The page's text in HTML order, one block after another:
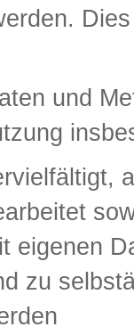
und
eigenen
zu